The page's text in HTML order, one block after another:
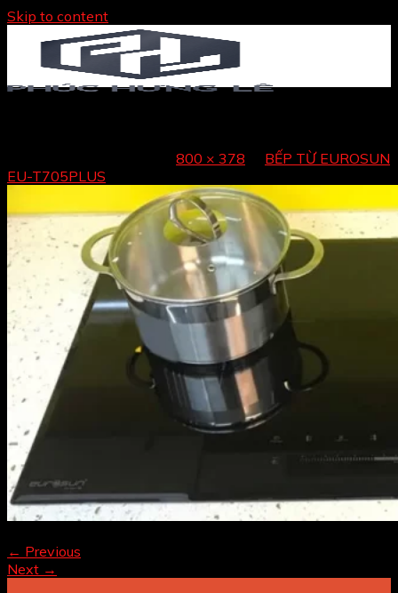
Skip to content
Giới thiệu
Sản phẩm
TỦ BẾP
NỘI THẤT
PHỤ KIỆN TỦ BẾP – NỘI THẤT
THIẾT BỊ BẾP
THIẾT BỊ VỆ SINH
ĐỒ GIA DỤNG
Sản phẩm bán chạy
Tin tức
Liên hệ
800 × 378
BẾP TỪ EUROSUN
EU-T705PLUS
← Previous
Next →